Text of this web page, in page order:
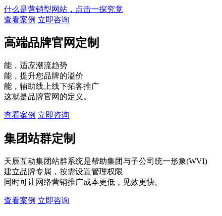
什么是营销型网站，点击一探究竟
查看案例 立即咨询
高端品牌官网定制
能，适应潮流趋势
能，提升您品牌的溢价
能，辅助线上线下拓客推广
这就是品牌官网的定义。
查看案例 立即咨询
集团站群定制
天辰互动集团站群系统是帮助集团与子公司统一形象(WVI)
建立品牌专属，按需设置管理权限
同时可让网络营销推广成本更低，见效更快。
查看案例 立即咨询